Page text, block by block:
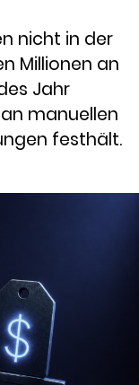
nicht in der
Millionen an
Jahr
manuellen
festhält.